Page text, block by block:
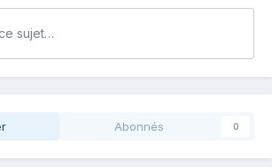
sujet…
Abonnés 0